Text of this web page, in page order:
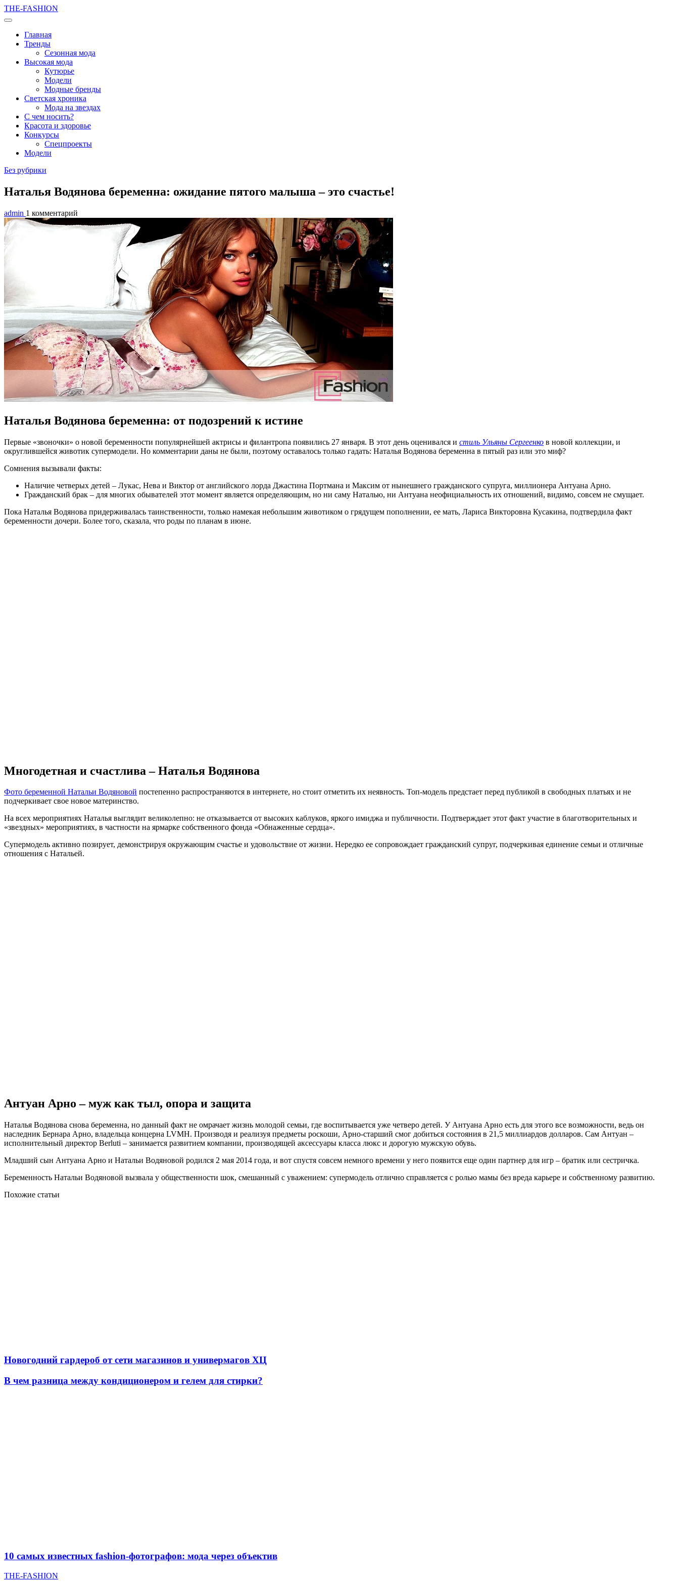
THE-FASHION
Главная
Тренды
Сезонная мода
Высокая мода
Кутюрье
Модели
Модные бренды
Светская хроника
Мода на звездах
С чем носить?
Красота и здоровье
Конкурсы
Спецпроекты
Модели
Без рубрики
Наталья Водянова беременна: ожидание пятого малыша – это счастье!
admin 1 комментарий
Наталья Водянова беременна: от подозрений к истине
Первые «звоночки» о новой беременности популярнейшей актрисы и филантропа появились 27 января. В этот день оценивался и стиль Ульяны Сергеенко в новой коллекции, и
округлившейся животик супермодели. Но комментарии даны не были, поэтому оставалось только гадать: Наталья Водянова беременна в пятый раз или это миф?
Сомнения вызывали факты:
Наличие четверых детей – Лукас, Нева и Виктор от английского лорда Джастина Портмана и Максим от нынешнего гражданского супруга, миллионера Антуана Арно.
Гражданский брак – для многих обывателей этот момент является определяющим, но ни саму Наталью, ни Антуана неофициальность их отношений, видимо, совсем не смущает.
Пока Наталья Водянова придерживалась таинственности, только намекая небольшим животиком о грядущем пополнении, ее мать, Лариса Викторовна Кусакина, подтвердила факт
беременности дочери. Более того, сказала, что роды по планам в июне.
Многодетная и счастлива – Наталья Водянова
Фото беременной Натальи Водяновой постепенно распространяются в интернете, но стоит отметить их неявность. Топ-модель предстает перед публикой в свободных платьях и не
подчеркивает свое новое материнство.
На всех мероприятиях Наталья выглядит великолепно: не отказывается от высоких каблуков, яркого имиджа и публичности. Подтверждает этот факт участие в благотворительных и
«звездных» мероприятиях, в частности на ярмарке собственного фонда «Обнаженные сердца».
Супермодель активно позирует, демонстрируя окружающим счастье и удовольствие от жизни. Нередко ее сопровождает гражданский супруг, подчеркивая единение семьи и отличные
отношения с Натальей.
Антуан Арно – муж как тыл, опора и защита
Наталья Водянова снова беременна, но данный факт не омрачает жизнь молодой семьи, где воспитывается уже четверо детей. У Антуана Арно есть для этого все возможности, ведь он
наследник Бернара Арно, владельца концерна LVMH. Производя и реализуя предметы роскоши, Арно-старший смог добиться состояния в 21,5 миллиардов долларов. Сам Антуан –
исполнительный директор Berluti – занимается развитием компании, производящей аксессуары класса люкс и дорогую мужскую обувь.
Младший сын Антуана Арно и Натальи Водяновой родился 2 мая 2014 года, и вот спустя совсем немного времени у него появится еще один партнер для игр – братик или сестричка.
Беременность Натальи Водяновой вызвала у общественности шок, смешанный с уважением: супермодель отлично справляется с ролью мамы без вреда карьере и собственному развитию.
Похожие статьи
Новогодний гардероб от сети магазинов и универмагов ХЦ
В чем разница между кондиционером и гелем для стирки?
10 самых известных fashion-фотографов: мода через объектив
THE-FASHION